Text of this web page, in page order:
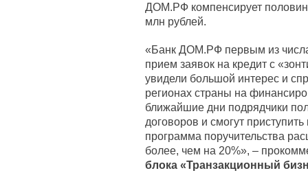
ДОМ.РФ компенсирует
млн рублей.
«Банк ДОМ.РФ первым из
прием заявок на кредит с
увидели большой интерес и
регионах страны на
ближайшие дни подрядчики
договоров и смогут
программа поручительства
более, чем на 20%», –
блока «Транзакционный